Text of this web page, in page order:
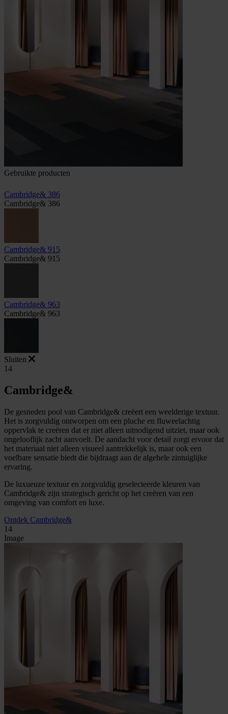
Gebruikte producten
Cambridge& 386
Cambridge& 386
Cambridge& 915
Cambridge& 915
Cambridge& 963
Cambridge& 963
Sluiten
14
Cambridge&
De gesneden pool van Cambridge& creëert een weelderige textuur.
Het is zorgvuldig ontworpen om een pluche en fluweelachtig
oppervlak te creëren dat er niet alleen uitnodigend uitziet, maar ook
ongelooflijk zacht aanvoelt. De aandacht voor detail zorgt ervoor dat
het materiaal niet alleen visueel aantrekkelijk is, maar ook een
voelbare sensatie biedt die bijdraagt aan de algehele zintuiglijke
ervaring.
De luxueuze textuur en zorgvuldig geselecteerde kleuren van
Cambridge& zijn strategisch gericht op het creëren van een
omgeving van comfort en luxe.
Ontdek Cambridge&
14
Image